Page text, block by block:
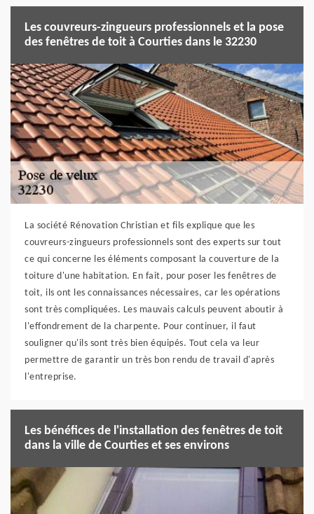
Les couvreurs-zingueurs professionnels et la pose
des fenêtres de toit à Courties dans le 32230
La société Rénovation Christian et fils explique que les
couvreurs-zingueurs professionnels sont des experts sur tout
ce qui concerne les éléments composant la couverture de la
toiture d'une habitation. En fait, pour poser les fenêtres de
toit, ils ont les connaissances nécessaires, car les opérations
sont très compliquées. Les mauvais calculs peuvent aboutir à
l'effondrement de la charpente. Pour continuer, il faut
souligner qu'ils sont très bien équipés. Tout cela va leur
permettre de garantir un très bon rendu de travail d'après
l'entreprise.
Les bénéfices de l'installation des fenêtres de toit
dans la ville de Courties et ses environs